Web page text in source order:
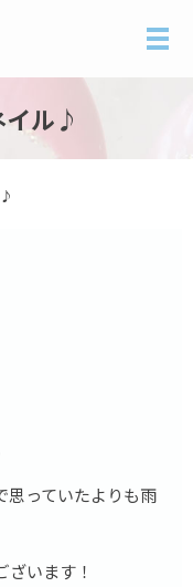
メ
イル♪
思っていたよりも雨
います！